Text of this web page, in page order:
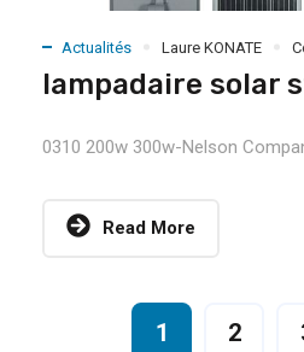
Actualités Laure KONATE
lampadaire solar
0310 200w 300w-Nelson
Read More
1 2